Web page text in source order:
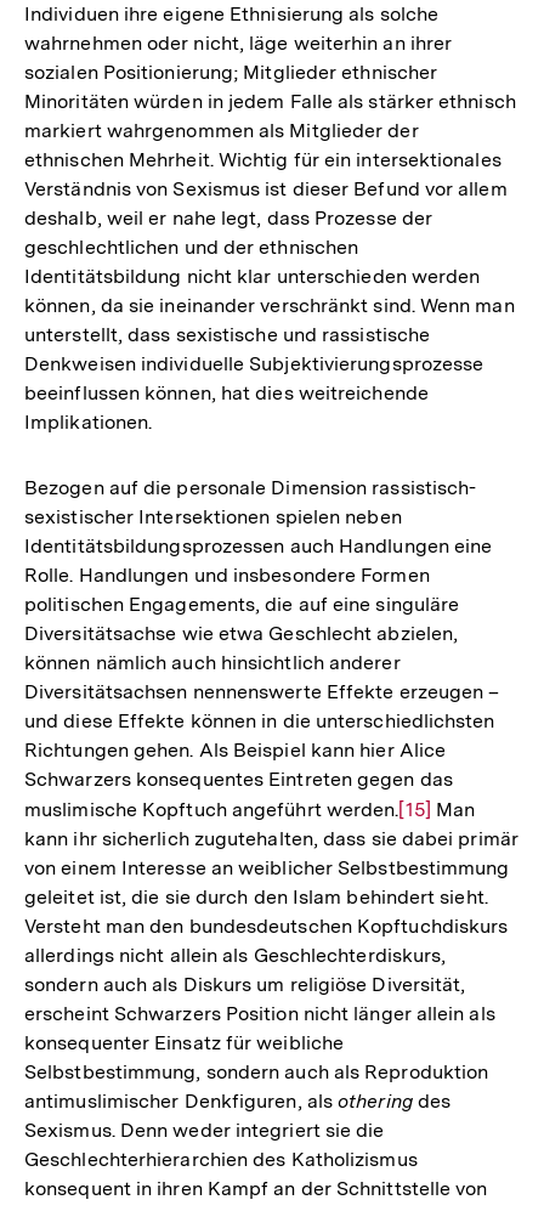
Individuen ihre eigene Ethnisierung als solche
wahrnehmen oder nicht, läge weiterhin an ihrer
sozialen Positionierung; Mitglieder ethnischer
Minoritäten würden in jedem Falle als stärker ethnisch
markiert wahrgenommen als Mitglieder der
ethnischen Mehrheit. Wichtig für ein intersektionales
Verständnis von Sexismus ist dieser Befund vor allem
deshalb, weil er nahe legt, dass Prozesse der
geschlechtlichen und der ethnischen
Identitätsbildung nicht klar unterschieden werden
können, da sie ineinander verschränkt sind. Wenn man
unterstellt, dass sexistische und rassistische
Denkweisen individuelle Subjektivierungsprozesse
beeinflussen können, hat dies weitreichende
Implikationen.
Bezogen auf die personale Dimension rassistisch-
sexistischer Intersektionen spielen neben
Identitätsbildungsprozessen auch Handlungen eine
Rolle. Handlungen und insbesondere Formen
politischen Engagements, die auf eine singuläre
Diversitätsachse wie etwa Geschlecht abzielen,
können nämlich auch hinsichtlich anderer
Diversitätsachsen nennenswerte Effekte erzeugen –
und diese Effekte können in die unterschiedlichsten
Richtungen gehen. Als Beispiel kann hier Alice
Schwarzers konsequentes Eintreten gegen das
muslimische Kopftuch angeführt werden.Zur
Auflösung
der
Fußnote
[15] Man
kann ihr sicherlich zugutehalten, dass sie dabei primär
von einem Interesse an weiblicher Selbstbestimmung
geleitet ist, die sie durch den Islam behindert sieht.
Versteht man den bundesdeutschen Kopftuchdiskurs
allerdings nicht allein als Geschlechterdiskurs,
sondern auch als Diskurs um religiöse Diversität,
erscheint Schwarzers Position nicht länger allein als
konsequenter Einsatz für weibliche
Selbstbestimmung, sondern auch als Reproduktion
antimuslimischer Denkfiguren, alsotheringdes
Sexismus. Denn weder integriert sie die
Geschlechterhierarchien des Katholizismus
konsequent in ihren Kampf an der Schnittstelle von